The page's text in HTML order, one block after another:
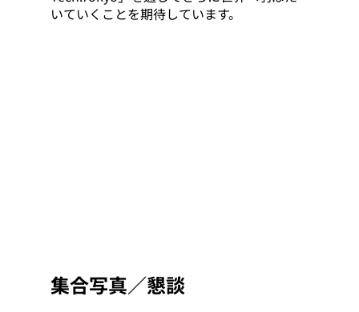
いていくことを期待しています。
集合写真／懇談